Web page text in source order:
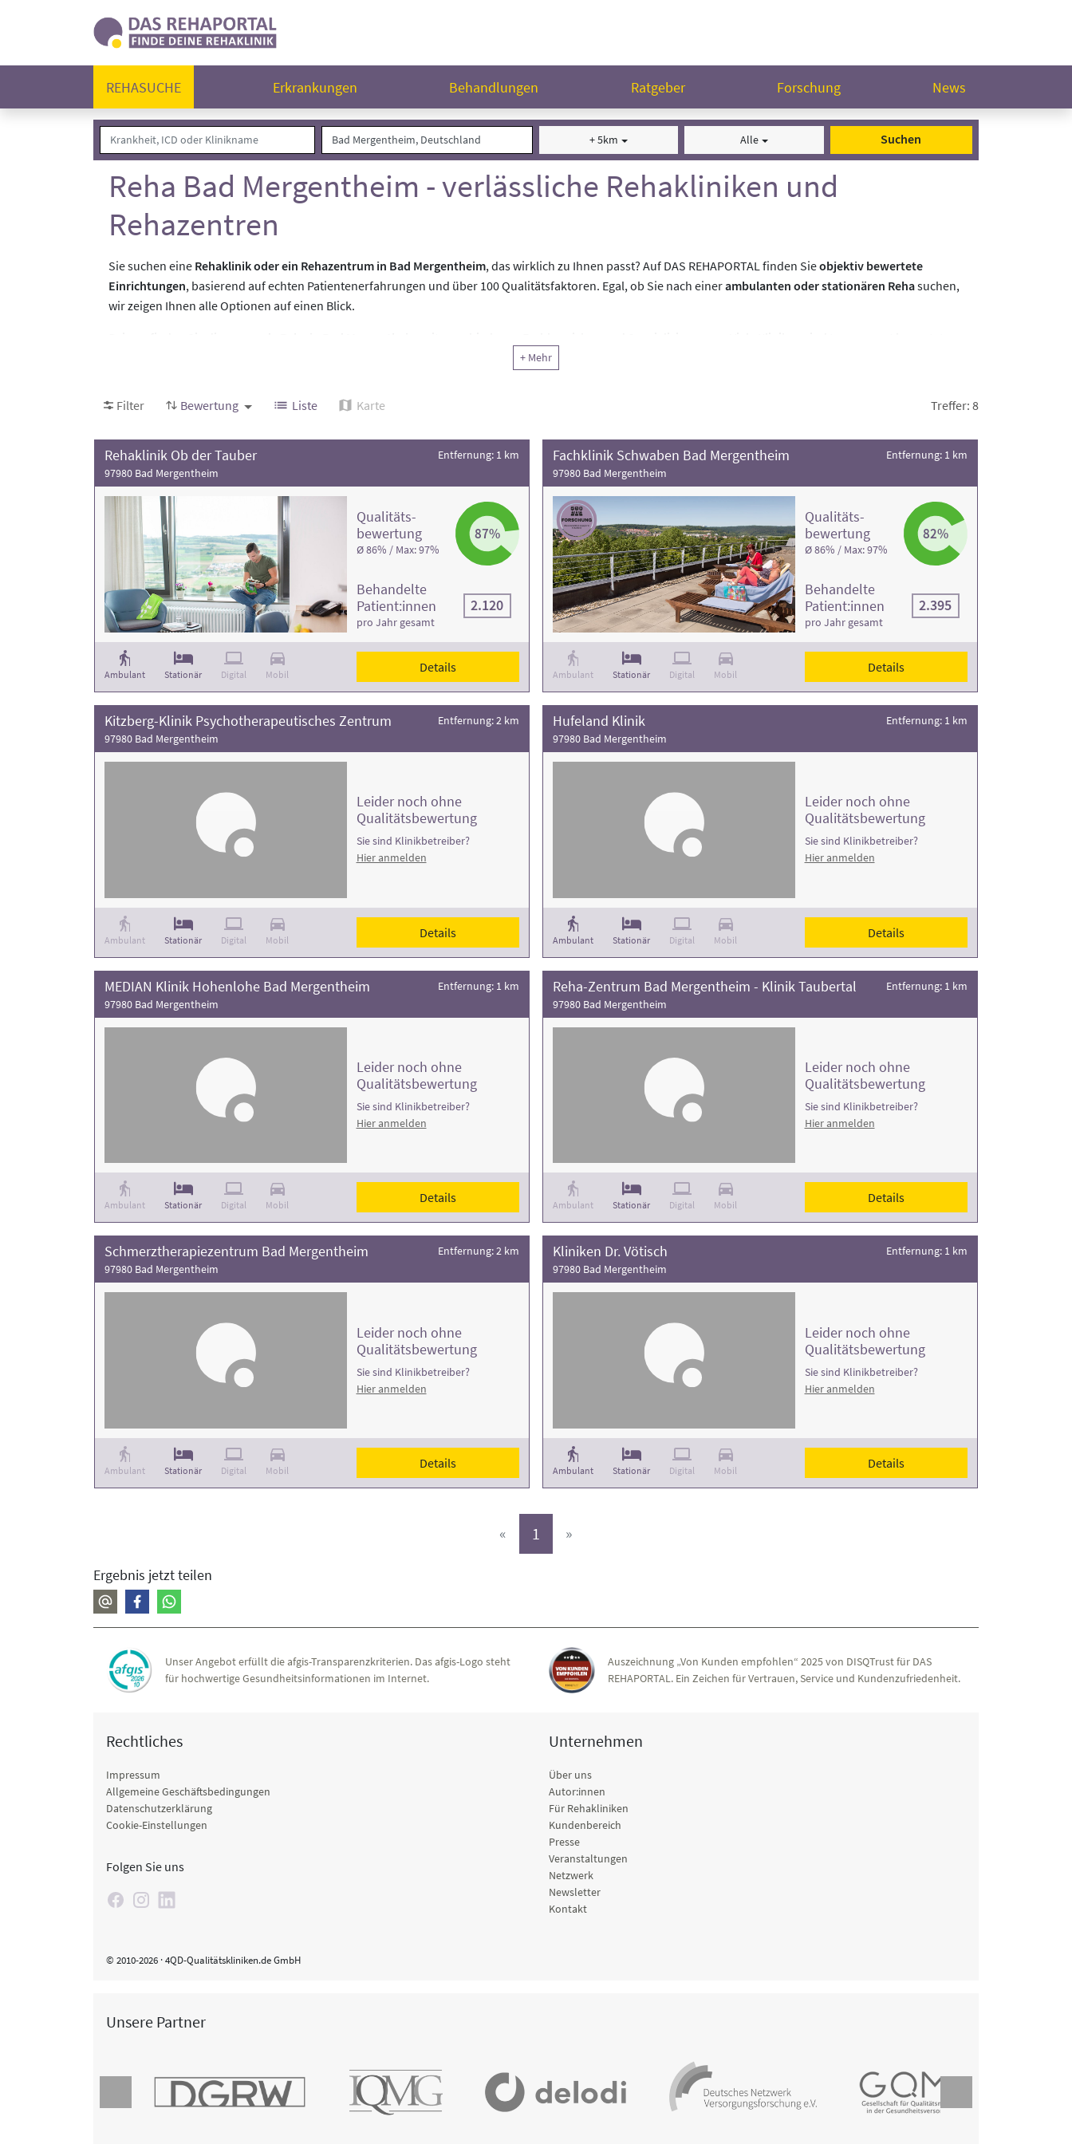
REHASUCHE Erkrankungen Behandlungen Ratgeber Forschung News
+ 5km Alle Suchen
Reha Bad Mergentheim - verlässliche Rehakliniken und
Rehazentren
Sie suchen eine Rehaklinik oder ein Rehazentrum in Bad Mergentheim, das wirklich zu Ihnen passt? Auf DAS REHAPORTAL finden Sieobjektiv bewertete
Einrichtungen, basierend auf echten Patientenerfahrungen und über 100 Qualitätsfaktoren. Egal, ob Sie nach einerambulanten oder stationären Rehasuchen,
wir zeigen Ihnen alle Optionen auf einen Blick.
damit Sie nachvollziehen können, welche Einrichtung Ihren Bedürfnissen am besten entspricht. Vertrauen Sie auf
Achten Sie bei Ihrer Auswahl auf die Bewertung der Rehaklinik und die Anzahl der Behandlungsfälle
+ Mehr
Filter Bewertung Liste Karte Treffer: 8
Rehaklinik Ob der Tauber
97980 Bad Mergentheim
Entfernung: 1 km
Ambulant Stationär Digital Mobil
Qualitäts­
bewertung
Ø 86% / Max: 97%
87%
Behandelte
Patient:innen
pro Jahr gesamt
2.120
Details
Fachklinik Schwaben Bad Mergentheim
97980 Bad Mergentheim
Entfernung: 1 km
Ambulant Stationär Digital Mobil
Qualitäts­
bewertung
Ø 86% / Max: 97%
82%
Behandelte
Patient:innen
pro Jahr gesamt
2.395
Details
Kitzberg-Klinik Psychotherapeutisches Zentrum
97980 Bad Mergentheim
Entfernung: 2 km
Ambulant Stationär Digital Mobil
Leider noch ohne
Qualitätsbewertung
Sie sind Klinikbetreiber?
Hier anmelden
Details
Hufeland Klinik
97980 Bad Mergentheim
Entfernung: 1 km
Ambulant Stationär Digital Mobil
Leider noch ohne
Qualitätsbewertung
Sie sind Klinikbetreiber?
Hier anmelden
Details
MEDIAN Klinik Hohenlohe Bad Mergentheim
97980 Bad Mergentheim
Entfernung: 1 km
Ambulant Stationär Digital Mobil
Leider noch ohne
Qualitätsbewertung
Sie sind Klinikbetreiber?
Hier anmelden
Details
Reha-Zentrum Bad Mergentheim - Klinik Taubertal
97980 Bad Mergentheim
Entfernung: 1 km
Ambulant Stationär Digital Mobil
Leider noch ohne
Qualitätsbewertung
Sie sind Klinikbetreiber?
Hier anmelden
Details
Schmerztherapiezentrum Bad Mergentheim
97980 Bad Mergentheim
Entfernung: 2 km
Ambulant Stationär Digital Mobil
Leider noch ohne
Qualitätsbewertung
Sie sind Klinikbetreiber?
Hier anmelden
Details
Kliniken Dr. Vötisch
97980 Bad Mergentheim
Entfernung: 1 km
Ambulant Stationär Digital Mobil
Leider noch ohne
Qualitätsbewertung
Sie sind Klinikbetreiber?
Hier anmelden
Details
« 1 (aktiv)
»
Ergebnis jetzt teilen
Unser Angebot erfüllt die afgis-Transparenzkriterien. Das afgis-Logo steht
für hochwertige Gesundheitsinformationen im Internet.
Auszeichnung „Von Kunden empfohlen“ 2025 von DISQTrust für DAS
REHAPORTAL. Ein Zeichen für Vertrauen, Service und Kundenzufriedenheit.
Rechtliches
Impressum
Allgemeine Geschäftsbedingungen
Datenschutzerklärung
Cookie-Einstellungen
Folgen Sie uns
Unternehmen
Über uns
Autor:innen
Für Rehakliniken
Kundenbereich
Presse
Veranstaltungen
Netzwerk
Newsletter
Kontakt
© 2010-2026 · 4QD-Qualitätskliniken.de GmbH
Unsere Partner